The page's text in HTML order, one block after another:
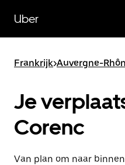
naar
hoofdinhoud
Uber
Frankrijk>Auvergne-
Je
Corenc
Van plan om naar